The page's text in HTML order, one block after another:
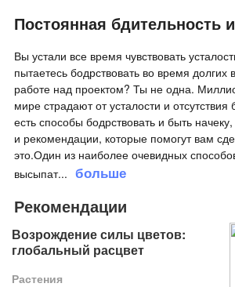
Постоянная бдительность
Вы устали все время чувствовать
пытаетесь бодрствовать во время долгих
работе над проектом? Ты не одна.
мире страдают от усталости и отсутствия
есть способы бодрствовать и быть
и рекомендации, которые помогут вам
это.Один из наиболее очевидных
высыпат... больше
Рекомендации
Возрождение силы цветов:
глобальный расцвет
Растения